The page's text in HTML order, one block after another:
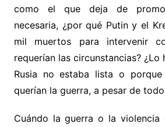
como el que deja de
necesaria, ¿por qué Putin y el
mil muertos para intervenir
requerían las circunstancias?
Rusia no estaba lista o porque
querían la guerra, a pesar de
Cuándo la guerra o la violencia